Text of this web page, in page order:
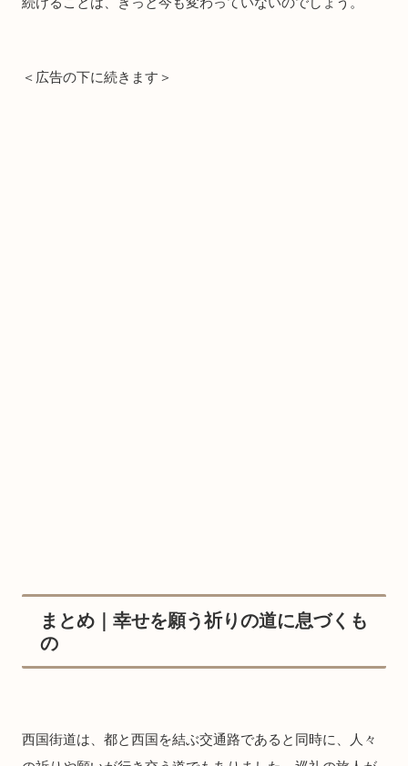
＜広告の下に続きます＞
まとめ｜幸せを願う祈りの道に息づくも
の
西国街道は、都と西国を結ぶ交通路であると同時に、人々